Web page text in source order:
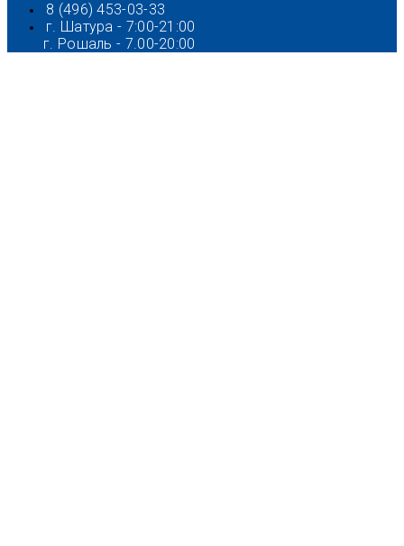
8 (496) 453-03-33
г. Шатура - 7:00-21:00
г. Рошаль - 7.00-20:00